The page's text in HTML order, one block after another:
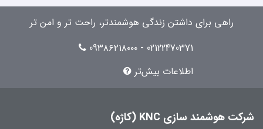
راهی برای داشتن زندگی هوشمندتر، راحت تر و امن تر
02122470371 - 09۳۸۶۲۱۸۰۰۰
اطلاعات بیش‌تر
شرکت هوشمند سازی KNC (کاژه)